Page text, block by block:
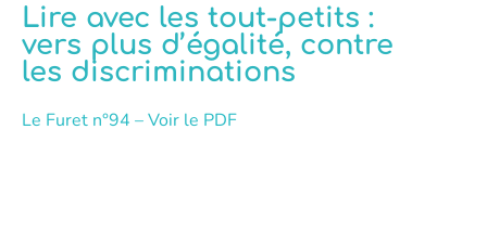
Lire avec les tout-petits :
vers plus d’égalité, contre
les discriminations
Le Furet n°94 – Voir le PDF